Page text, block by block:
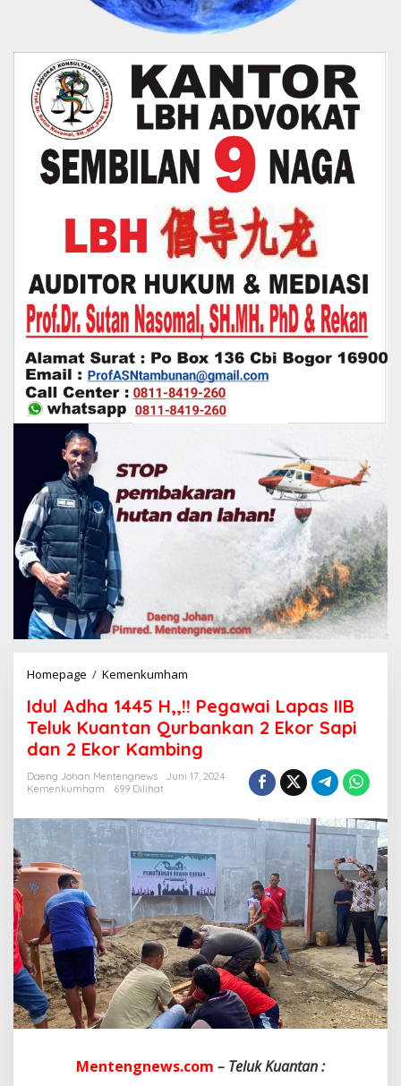
Homepage / Kemenkumham
u
l
A
d
h
4
5
H
,
,
!
!
P
e
g
a
w
a
L
a
Idul Adha 1445 H,,!! Pegawai Lapas IIB
Teluk Kuantan Qurbankan 2 Ekor Sapi
dan 2 Ekor Kambing
Daeng Johan Mentengnews
Juni 17, 2024
Kemenkumham
699 Dilihat
Mentengnews.com – Teluk Kuantan :